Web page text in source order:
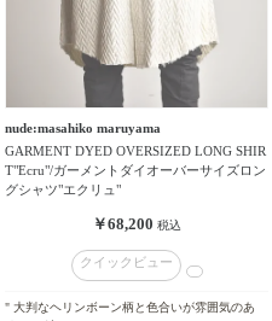
nude:masahiko maruyama
GARMENT DYED OVERSIZED LONG SHIR
T"Ecru"/ガーメントダイオーバーサイズロン
グシャツ"エクリュ"
￥68,200 税込
クイックビュー
" 大判なヘリンボーン柄と色合いが雰囲気のあ